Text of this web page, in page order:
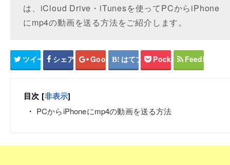
は、iCloud Drive・iTunesを使ってPCからiPhone
にmp4の動画を送る方法をご紹介します。
ツイート シェア Google+ はてブ Pocket Feedly
目次 [非表示]
PCからiPhoneにmp4の動画を送る方法